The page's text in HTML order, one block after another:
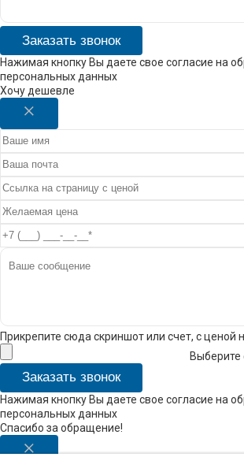
Заказать звонок
Нажимая кнопку Вы даете свое согласие на
персональных данных
Хочу дешевле
Прикрепите сюда скриншот или счет, с ценой
Заказать звонок
Нажимая кнопку Вы даете свое согласие на
персональных данных
Спасибо за обращение!